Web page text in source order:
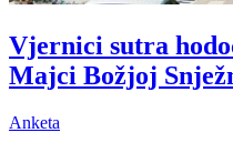
Vjernici sutra
Majci Božjoj
Anketa